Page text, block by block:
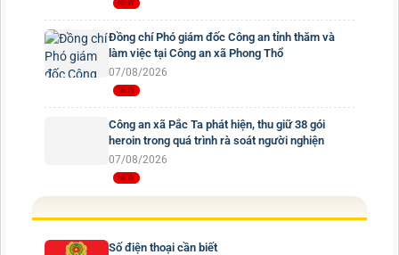
Đồng chí Phó giám đốc Công an tỉnh thăm và
làm việc tại Công an xã Phong Thổ
07/08/2026
Công an xã Pắc Ta phát hiện, thu giữ 38 gói
heroin trong quá trình rà soát người nghiện
07/08/2026
Số điện thoại cần biết